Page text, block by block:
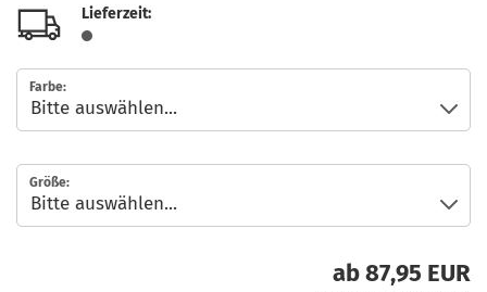
Lieferzeit:
Farbe:
Größe:
ab 87,95 EUR